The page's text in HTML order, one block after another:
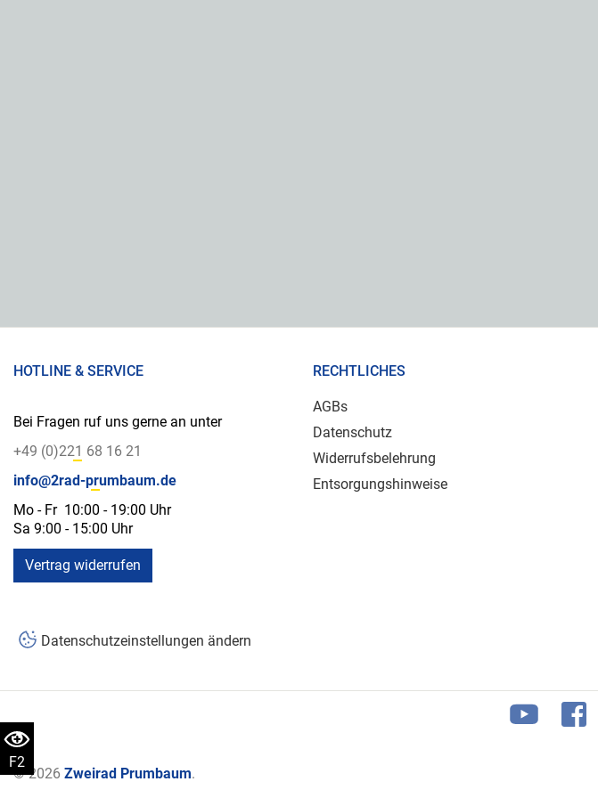
F2
HOTLINE & SERVICE
Bei Fragen ruf uns gerne an unter
+49 (0)221 68 16 21
info@2rad-prumbaum.de
Mo - Fr 10:00 - 19:00 Uhr
Sa 9:00 - 15:00 Uhr
Vertrag widerrufen
Datenschutzeinstellungen ändern
RECHTLICHES
AGBs
Datenschutz
Widerrufsbelehrung
Entsorgungshinweise
© 2026 Zweirad Prumbaum.